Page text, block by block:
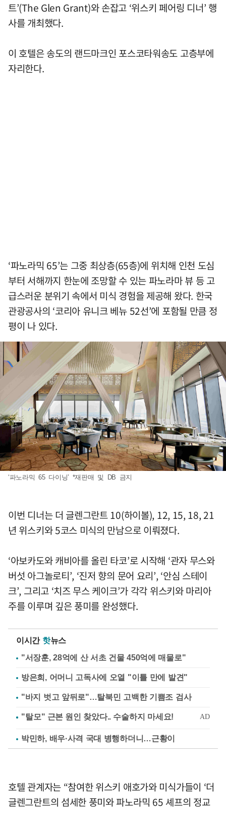
트’(The Glen Grant)와 손잡고 ‘위스키 페어링 디너’ 행
사를 개최했다.
이 호텔은 송도의 랜드마크인 포스코타워송도 고층부에
자리한다.
‘파노라믹 65’는 그중 최상층(65층)에 위치해 인천 도심
부터 서해까지 한눈에 조망할 수 있는 파노라마 뷰 등 고
급스러운 분위기 속에서 미식 경험을 제공해 왔다. 한국
관광공사의 ‘코리아 유니크 베뉴 52선’에 포함될 만큼 정
평이 나 있다.
‘파노라믹 65 다이닝’ *재판매 및 DB 금지
이번 디너는 더 글렌그란트 10(하이볼), 12, 15, 18, 21
년 위스키와 5코스 미식의 만남으로 이뤄졌다.
‘아보카도와 캐비아를 올린 타코’로 시작해 ‘관자 무스와
버섯 아그놀로티’, ‘진저 향의 문어 요리’, ‘안심 스테이
크’, 그리고 ‘치즈 무스 케이크’가 각각 위스키와 마리아
주를 이루며 깊은 풍미를 완성했다.
이시간 핫뉴스
"서장훈, 28억에 산 서초 건물 450억에 매물로"
방은희, 어머니 고독사에 오열 "이틀 만에 발견"
"바지 벗고 앞뒤로"…탈북민 고백한 기쁨조 검사
박민하, 배우·사격 국대 병행하더니…근황이
호텔 관계자는 “참여한 위스키 애호가와 미식가들이 ‘더
글렌그란트의 섬세한 풍미와 파노라믹 65 셰프의 정교